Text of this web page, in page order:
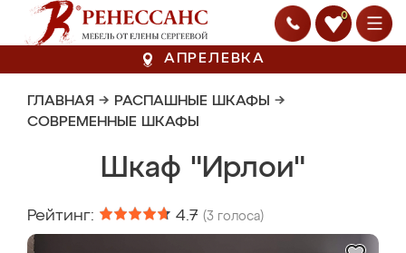
0
АПРЕЛЕВКА
ГЛАВНАЯ → РАСПАШНЫЕ ШКАФЫ →
СОВРЕМЕННЫЕ ШКАФЫ
Шкаф "Ирлои"
Рейтинг: 4.7 (3 голоса)